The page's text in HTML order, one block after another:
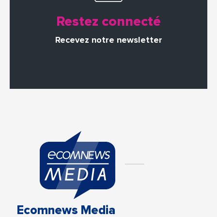
Restez connecté
Recevez notre newsletter
Ecomnews Media